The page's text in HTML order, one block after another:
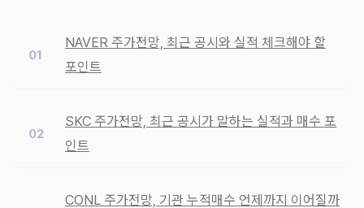
NAVER 주가전망, 최근 공시와 실적 체크해야 할
포인트
SKC 주가전망, 최근 공시가 말하는 실적과 매수 포
인트
CONL 주가전망, 기관 누적매수 언제까지 이어질까